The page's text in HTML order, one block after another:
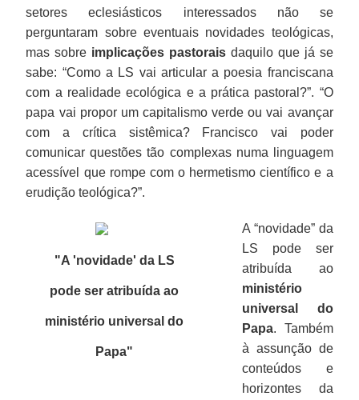
setores eclesiásticos interessados não se
perguntaram sobre eventuais novidades teológicas,
mas sobre implicações pastorais daquilo que já se
sabe: “Como a LS vai articular a poesia franciscana
com a realidade ecológica e a prática pastoral?”. “O
papa vai propor um capitalismo verde ou vai avançar
com a crítica sistêmica? Francisco vai poder
comunicar questões tão complexas numa linguagem
acessível que rompe com o hermetismo científico e a
erudição teológica?”.
"A 'novidade' da LS
pode ser atribuída ao
ministério universal do
Papa"
A “novidade” da
LS pode ser
atribuída ao
ministério
universal do
Papa. Também
à assunção de
conteúdos e
horizontes da